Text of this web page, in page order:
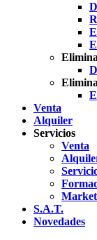
Venta
Alquiler
Servicios
Venta
S.A.T.
Novedades